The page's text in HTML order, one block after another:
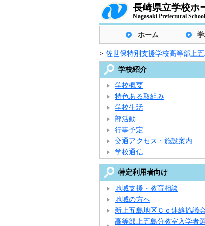
長崎県立学校ホ
Nagasaki Prefectural
ホーム
> 佐世保特別支援学校高等部上
学校紹介
学校概要
特色ある取組み
学校生活
部活動
行事予定
交通アクセス・施設案内
学校通信
特定利用者向け
地域支援・教育相談
地域の方へ
新上五島地区Ｃｏ連絡協議
高等部上五島分教室入学者